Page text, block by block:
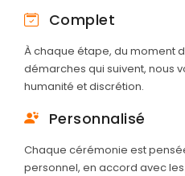
Complet
À chaque étape, du moment
démarches qui suivent, nous
humanité et discrétion.
Personnalisé
Chaque cérémonie est
personnel, en accord avec